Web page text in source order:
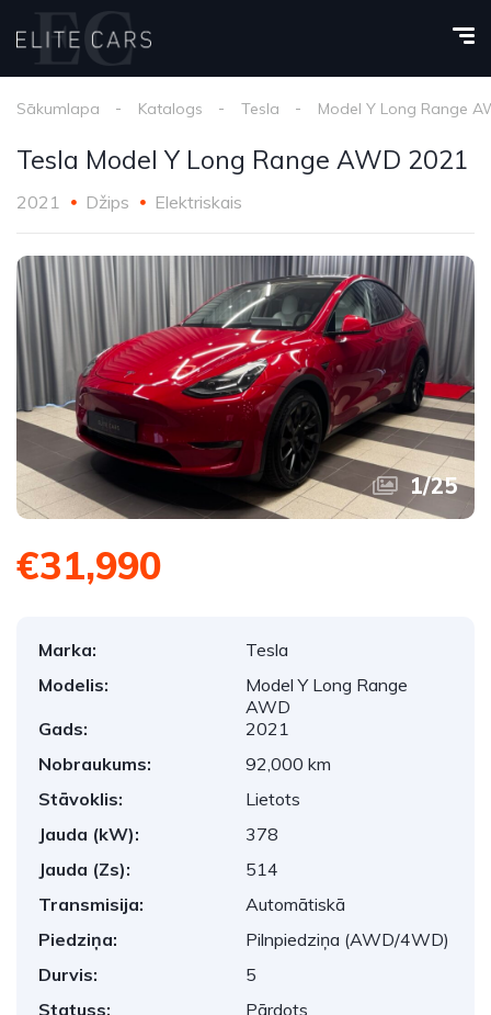
Sākumlapa Katalogs Tesla Model Y Long Range
Tesla Model Y Long Range AWD 2021
2021 Džips Elektriskais
1/25
€31,990
Marka:
Tesla
Modelis:
Model Y Long Range
AWD
Gads:
2021
Nobraukums:
92,000 km
Stāvoklis:
Lietots
Jauda (kW):
378
Jauda (Zs):
514
Transmisija:
Automātiskā
Piedziņa:
Pilnpiedziņa (AWD/4WD)
Durvis:
5
Statuss:
Pārdots